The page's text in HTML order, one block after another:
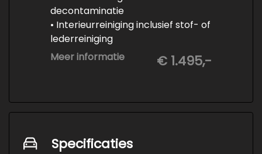
decontaminatie
• Interieurreiniging inclusief stof- of
lederreiniging
• 3-staps lakcorrectie
• Keramische Coating (+/- 5 jaar)
Meer informatie € 1.495,-
Specificaties